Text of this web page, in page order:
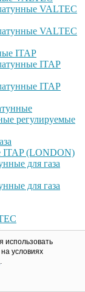
VALTEC
VALTEC
ITAP
ITAP
ITAP
регулируемые
ITAP (LONDON)
для газа
для газа
использовать
условиях
.